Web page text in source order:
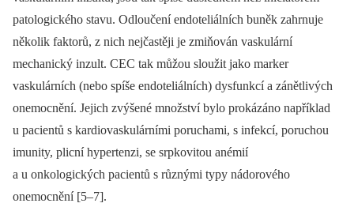
patologického stavu. Odloučení endoteliálních buněk zahrnuje
několik faktorů, z nich nejčastěji je zmiňován vaskulární
mechanický inzult. CEC tak můžou sloužit jako marker
vaskulárních (nebo spíše endoteliálních) dysfunkcí a zánětlivých
onemocnění. Jejich zvýšené množství bylo prokázáno například
u pacientů s kardiovaskulárními poruchami, s infekcí, poruchou
imunity, plicní hypertenzi, se srpkovitou anémií
a u onkologických pacientů s různými typy nádorového
onemocnění [5–7].